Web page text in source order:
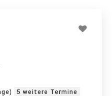
5 weitere Termine